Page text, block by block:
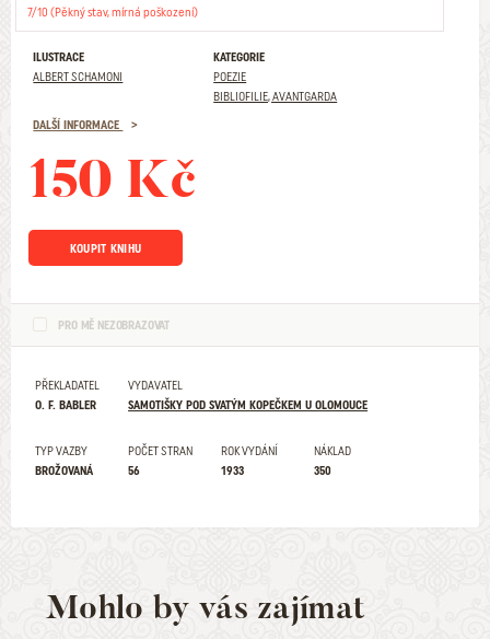
7/10 (Pěkný stav, mírná poškození)
ILUSTRACE
ALBERT SCHAMONI
KATEGORIE
POEZIE
BIBLIOFILIE, AVANTGARDA
DALŠÍ INFORMACE
150 Kč
KOUPIT KNIHU
PRO MĚ NEZOBRAZOVAT
PŘEKLADATEL
O. F. BABLER
VYDAVATEL
SAMOTIŠKY POD SVATÝM KOPEČKEM U OLOMOUCE
TYP VAZBY
BROŽOVANÁ
POČET STRAN
56
ROK VYDÁNÍ
1933
NÁKLAD
350
Mohlo by vás zajímat